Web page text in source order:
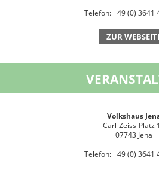
Telefon: +49 (0) 3641
ZUR
Volkshaus
Carl-Zeiss-Platz
07743 Jena
Telefon: +49 (0) 3641